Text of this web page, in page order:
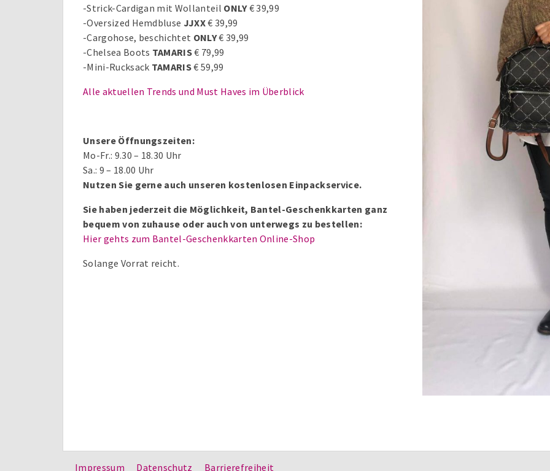
-Strick-Cardigan mit Wollanteil ONLY€ 39,99
-Oversized Hemdbluse JJXX€ 39,99
-Cargohose, beschichtet ONLY€ 39,99
-Chelsea Boots TAMARIS€ 79,99
-Mini-Rucksack TAMARIS€ 59,99
Alle aktuellen Trends und Must Haves im Überblick
Unsere Öffnungszeiten:
Mo-Fr.: 9.30 – 18.30 Uhr
Sa.: 9 – 18.00 Uhr
Nutzen Sie gerne auch unseren kostenlosen Einpackservice.
Sie haben jederzeit die Möglichkeit, Bantel-Geschenkkarten ganz
bequem von zuhause oder auch von unterwegs zu bestellen:
Hier gehts zum Bantel-Geschenkkarten Online-Shop
Solange Vorrat reicht.
Impressum Datenschutz Barrierefreiheit